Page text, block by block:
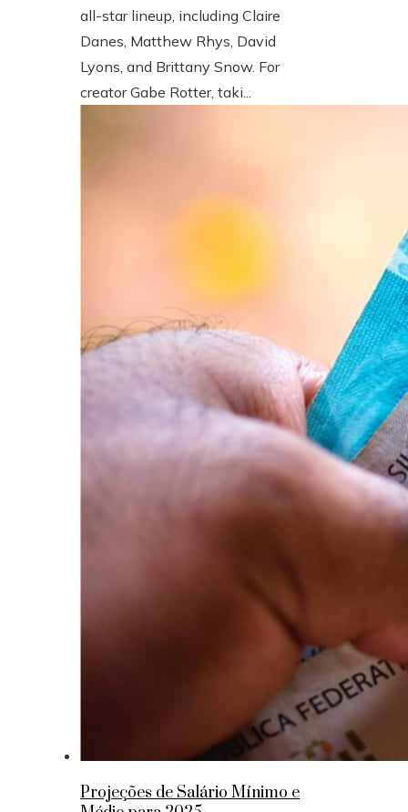
all-star lineup, including Claire
Danes, Matthew Rhys, David
Lyons, and Brittany Snow. For
creator Gabe Rotter, taki...
Projeções de Salário Mínimo e